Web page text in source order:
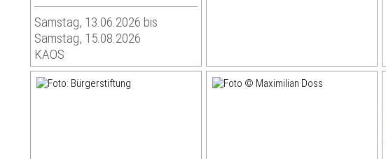
Samstag, 13.06.2026 bis
Samstag, 15.08.2026
KAOS